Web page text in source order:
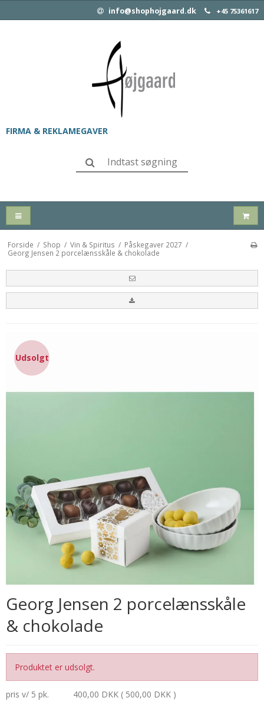
info@shophojgaard.dk +45 75361617
FIRMA & REKLAMEGAVER
Forside / Shop / Vin & Spiritus / Påskegaver 2027 /
Georg Jensen 2 porcelænsskåle & chokolade
Udsolgt
Georg Jensen 2 porcelænsskåle
& chokolade
Produktet er udsolgt.
pris v/ 5 pk. 400,00 DKK ( 500,00 DKK )